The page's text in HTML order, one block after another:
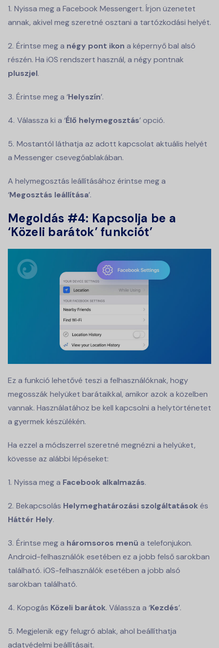
Nyissa meg a Facebook Messengert. Írjon üzenetet
annak, akivel meg szeretné osztani a tartózkodási helyét.
Érintse meg a négy pont ikon a képernyő bal alsó
részén. Ha iOS rendszert használ, a négy pontnak
pluszjel.
Érintse meg a ‘Helyszín’.
Válassza ki a ‘Élő helymegosztás’ opció.
Mostantól láthatja az adott kapcsolat aktuális helyét
a Messenger csevegőablakában.
A helymegosztás leállításához érintse meg a
‘Megosztás leállítása’.
Megoldás #4: Kapcsolja be a
‘Közeli barátok’ funkciót’
Ez a funkció lehetővé teszi a felhasználóknak, hogy
megosszák helyüket barátaikkal, amikor azok a közelben
vannak. Használatához be kell kapcsolni a helytörténetet
a gyermek készülékén.
Ha ezzel a módszerrel szeretné megnézni a helyüket,
kövesse az alábbi lépéseket:
Nyissa meg a Facebook alkalmazás.
Bekapcsolás Helymeghatározási szolgáltatásokés
Háttér Hely.
Érintse meg a háromsoros menü a telefonjukon.
Android-felhasználók esetében ez a jobb felső sarokban
található. iOS-felhasználók esetében a jobb alsó
sarokban található.
Kopogás Közeli barátok. Válassza a ‘Kezdés’.
Megjelenik egy felugró ablak, ahol beállíthatja
adatvédelmi beállításait.